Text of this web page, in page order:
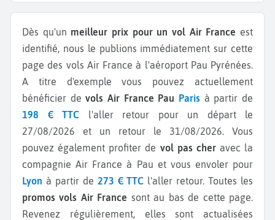
Dès qu'un meilleur prix pour un vol Air France est
identifié, nous le publions immédiatement sur cette
page des vols Air France à l'aéroport Pau Pyrénées.
A titre d'exemple vous pouvez actuellement
bénéficier devols Air France Pau Paris à partir de
198 € TTC
l'aller retour pour un départ le
27/08/2026 et un retour le 31/08/2026. Vous
pouvez également profiter de vol pas cheravec la
compagnie Air France à Pau et vous envoler pour
Lyon à partir de 273 € TTC l'aller retour.Toutes les
promos vols Air France sont au bas de cette page.
Revenez régulièrement, elles sont actualisées